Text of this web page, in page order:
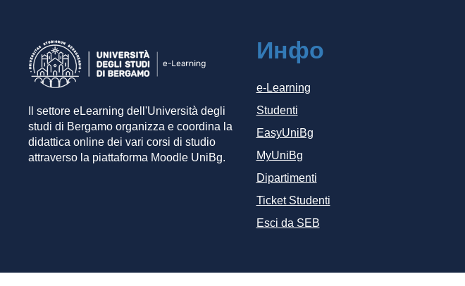
Il settore eLearning dell'Università degli
studi di Bergamo organizza e coordina la
didattica online dei vari corsi di studio
attraverso la piattaforma Moodle UniBg.
Инфо
e-Learning
Studenti
EasyUniBg
MyUniBg
Dipartimenti
Ticket Studenti
Esci da SEB